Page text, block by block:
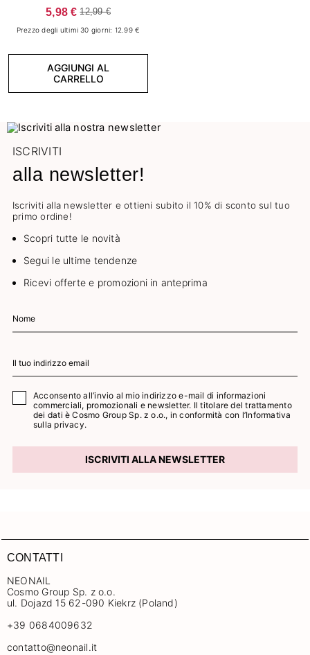
5,98 € 12,99 €
Prezzo degli ultimi 30 giorni: 12.99 €
AGGIUNGI AL
CARRELLO
ISCRIVITI
alla newsletter!
Iscriviti alla newsletter e ottieni subito il 10% di sconto sul tuo
primo ordine!
Scopri tutte le novità
Segui le ultime tendenze
Ricevi offerte e promozioni in anteprima
Acconsento all’invio al mio indirizzo e-mail di informazioni
commerciali, promozionali e newsletter. Il titolare del trattamento
dei dati è Cosmo Group Sp. z o.o., in conformità con l’Informativa
sulla privacy.
ISCRIVITI ALLA NEWSLETTER
CONTATTI
NEONAIL
Cosmo Group Sp. z o.o.
ul. Dojazd 15 62-090 Kiekrz (Poland)
+39 0684009632
contatto@neonail.it